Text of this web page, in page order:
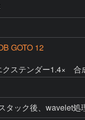
GOTO 12
ステンダー1.4×　合
タック後、wavelet処